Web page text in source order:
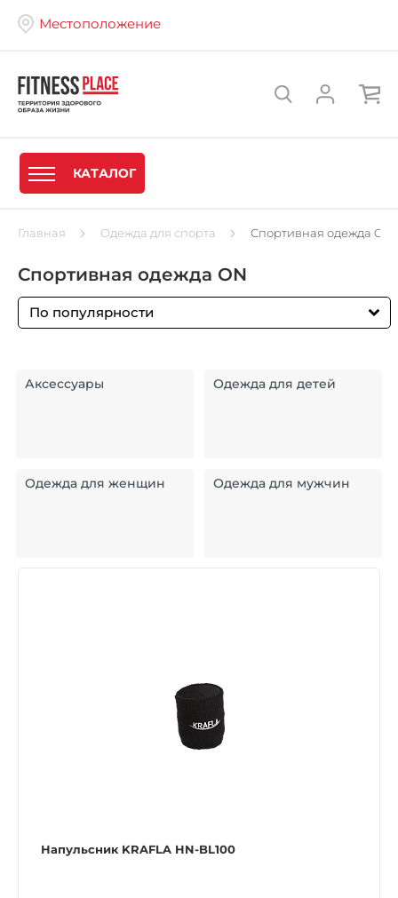
Местоположение
КАТАЛОГ
Главная Одежда для спорта Спортивная одежда ON
Спортивная одежда ON
По популярности
Аксессуары Одежда для детей
Одежда для женщин Одежда для мужчин
Напульсник KRAFLA HN-BL100